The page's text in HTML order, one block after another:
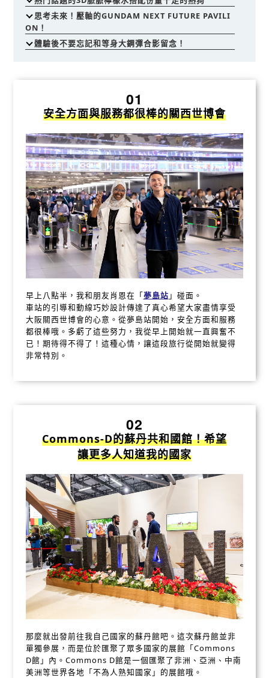
思考未來！壓軸的GUNDAM NEXT FUTURE PAVILI
ON！
體驗後不要忘記和等身大鋼彈合影留念！
01
安全方面與服務都很棒的關西世博會
早上八點半，我和朋友肖恩在「夢島站 」碰面。
車站的引導和動線巧妙設計傳達了真心希望大家盡情享受
大阪關西世博會的心意。從夢島站開始，安全方面和服務
都很棒哦。多虧了這些努力，我從早上開始就一直興奮不
已！期待得不得了！這種心情，讓這段旅行從開始就變得
非常特別。
02
Commons-D的蘇丹共和國館！希望
讓更多人知道我的國家
那麼就出發前往我自己國家的蘇丹館吧。這次蘇丹館並非
單獨參展，而是位於匯聚了眾多國家的展館「Commons
D館」內。Commons D館是一個匯聚了非洲、亞洲、中南
美洲等世界各地「不為人熟知國家」的展館哦。